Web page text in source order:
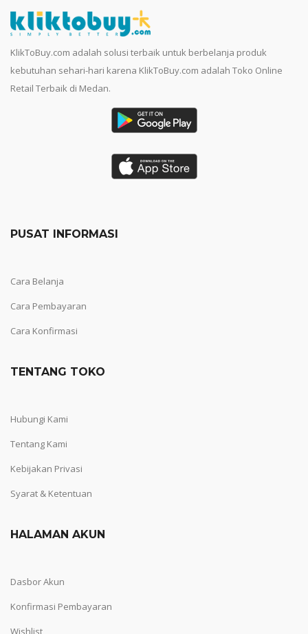
KlikToBuy.com adalah solusi terbaik untuk berbelanja produk
kebutuhan sehari-hari karena KlikToBuy.com adalah Toko Online
Retail Terbaik di Medan.
PUSAT INFORMASI
Cara Belanja
Cara Pembayaran
Cara Konfirmasi
TENTANG TOKO
Hubungi Kami
Tentang Kami
Kebijakan Privasi
Syarat & Ketentuan
HALAMAN AKUN
Dasbor Akun
Konfirmasi Pembayaran
Wishlist